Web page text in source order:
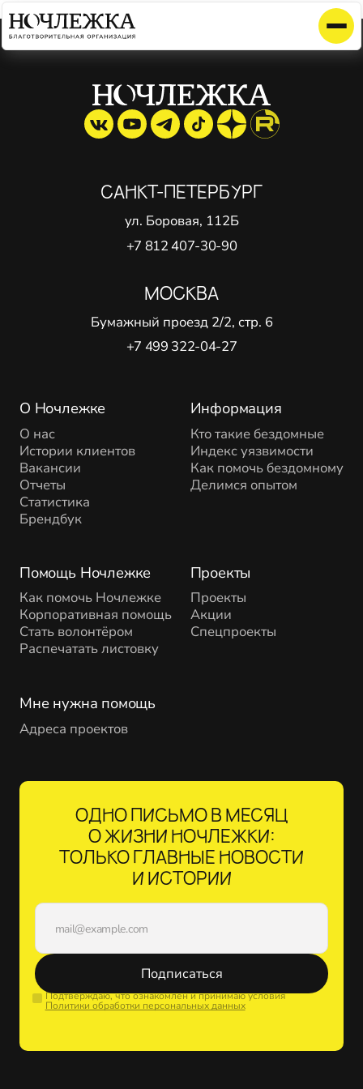
Элемент не найден!
О Ночлежке
О нас
Истории клиентов
Вакансии
Отчеты
Статистика
Брендбук
Помощь Ночлежке
Как помочь Ночлежке
Корпоративная помощь
Стать волонтёром
Распечатать листовку
Проекты
Проекты
Акции
Спецпроекты
Информация
Кто такие бездомные
Индекс уязвимости
Как помочь бездомному
Делимся опытом
Мне нужна помощь
Адреса проектов
САНКТ-ПЕТЕРБУРГ
ул. Боровая, 112Б
+7 812 407-30-90
МОСКВА
Бумажный проезд 2/2, стр. 6
+7 499 322-04-27
ОДНО ПИСЬМО В МЕСЯЦ
О ЖИЗНИ НОЧЛЕЖКИ:
ТОЛЬКО ГЛАВНЫЕ НОВОСТИ
И ИСТОРИИ
Подписаться
Подтверждаю, что ознакомлен и принимаю условия
Политики обработки персональных данных